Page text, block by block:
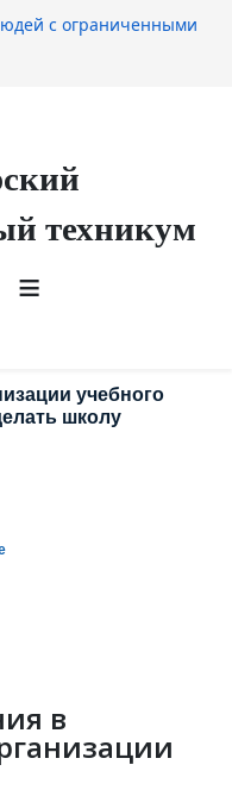
с ограниченными
техникум
≡
учебного
школу
в